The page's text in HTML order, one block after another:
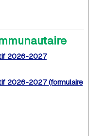
2026-2027
2026-2027 (formulaire